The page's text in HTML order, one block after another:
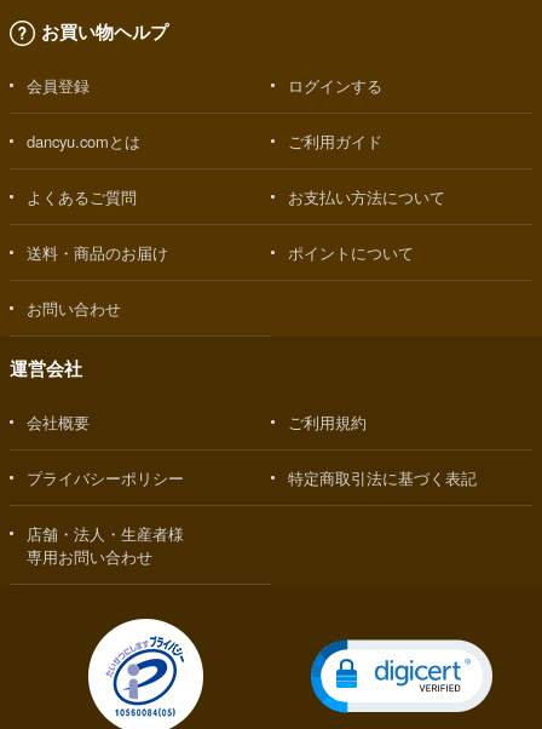
お買い物ヘルプ
会員登録 ログインする
dancyu.comとは ご利用ガイド
よくあるご質問 お支払い方法について
送料・商品のお届け ポイントについて
お問い合わせ
運営会社
会社概要 ご利用規約
プライバシーポリシー 特定商取引法に基づく表記
店舗・法人・生産者様
専用お問い合わせ